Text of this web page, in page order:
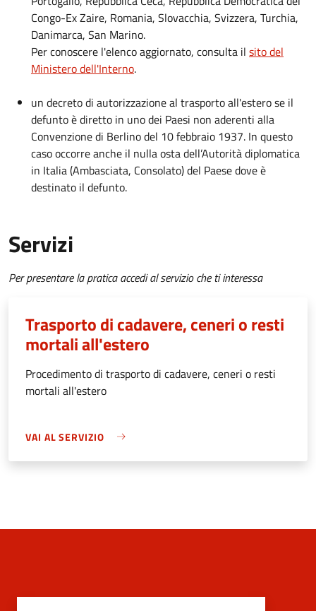
Congo-Ex Zaire, Romania, Slovacchia, Svizzera, Turchia,
Danimarca, San Marino.
Per conoscere l'elenco aggiornato, consulta il sito del
Ministero dell'Interno.
un decreto di autorizzazione al trasporto all'estero se il
defunto è diretto in uno dei Paesi non aderenti alla
Convenzione di Berlino del 10 febbraio 1937. In questo
caso occorre anche il nulla osta dell’Autorità diplomatica
in Italia (Ambasciata, Consolato) del Paese dove è
destinato il defunto.
Servizi
Per presentare la pratica accedi al servizio che ti interessa
Trasporto di cadavere, ceneri o resti
mortali all'estero
Procedimento di trasporto di cadavere, ceneri o resti
mortali all'estero
VAI AL SERVIZIO